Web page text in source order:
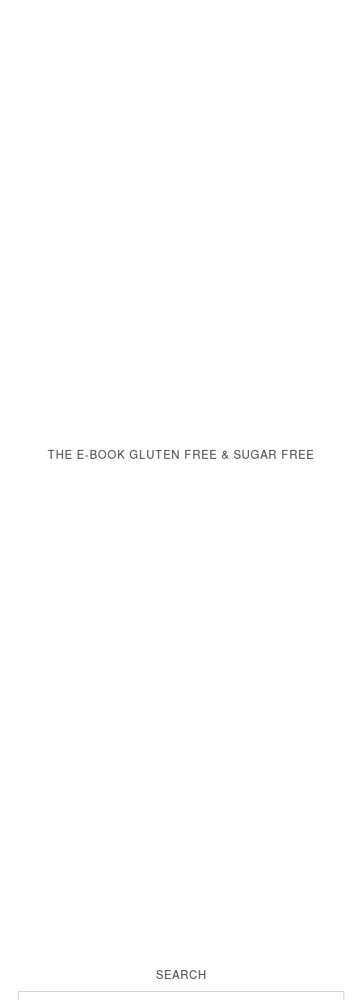
THE E-BOOK GLUTEN FREE & SUGAR FREE
SEARCH